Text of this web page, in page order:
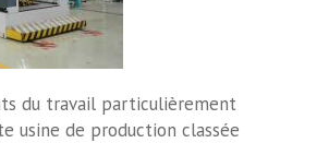
du travail particulièrement
usine de production classée